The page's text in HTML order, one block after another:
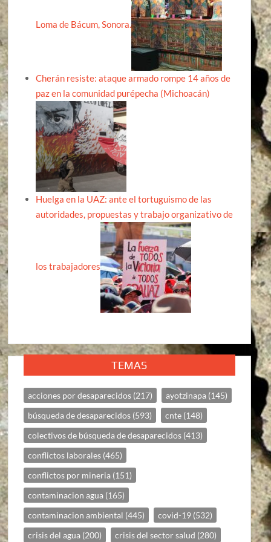
Loma de Bácum, Sonora.
Cherán resiste: ataque armado rompe 14 años de
paz en la comunidad purépecha (Michoacán)
Huelga en la UAZ: ante el tortuguismo de las
autoridades, propuestas y trabajo organizativo de
los trabajadores
TEMAS
acciones por desaparecidos (217) ayotzinapa (145)
búsqueda de desaparecidos (593) cnte (148)
colectivos de búsqueda de desaparecidos (413)
conflictos laborales (465)
conflictos por mineria (151)
contaminacion agua (165)
contaminacion ambiental (445) covid-19 (532)
crisis del agua (200) crisis del sector salud (280)